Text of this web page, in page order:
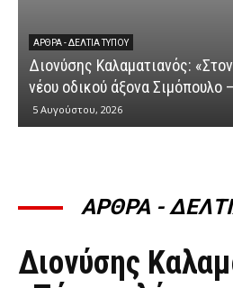
ΆΡΘΡΑ - ΔΕΛΤΊΑ ΤΎΠΟΥ
Διονύσης Καλαματιανός:
νέου οδικού άξονα Σιμόπουλο
5 Αυγούστου, 2026
ΑΡΘΡΑ -
ΆΡΘΡΑ - ΔΕΛΤΊΑ ΤΎΠΟΥ
Διονύσης